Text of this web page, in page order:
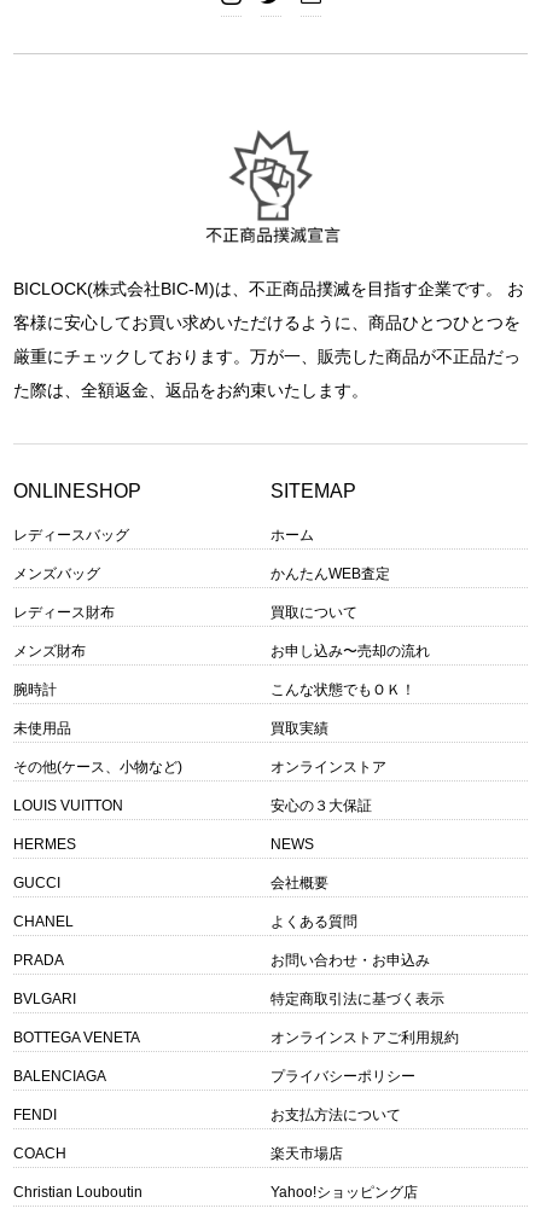
BICLOCK(株式会社BIC-M)は、不正商品撲滅を目指す企業です。 お
客様に安心してお買い求めいただけるように、商品ひとつひとつを
厳重にチェックしております。万が一、販売した商品が不正品だっ
た際は、全額返金、返品をお約束いたします。
ONLINESHOP
レディースバッグ
メンズバッグ
レディース財布
メンズ財布
腕時計
未使用品
その他(ケース、小物など)
LOUIS VUITTON
HERMES
GUCCI
CHANEL
PRADA
BVLGARI
BOTTEGA VENETA
BALENCIAGA
FENDI
COACH
Christian Louboutin
SITEMAP
ホーム
かんたんWEB査定
買取について
お申し込み〜売却の流れ
こんな状態でもＯＫ！
買取実績
オンラインストア
安心の３大保証
NEWS
会社概要
よくある質問
お問い合わせ・お申込み
特定商取引法に基づく表示
オンラインストアご利用規約
プライバシーポリシー
お支払方法について
楽天市場店
Yahoo!ショッピング店